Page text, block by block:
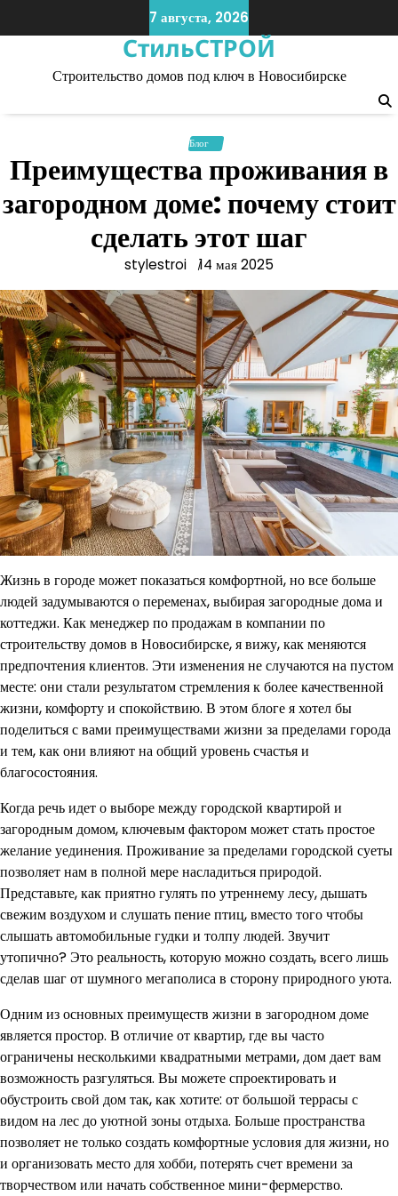
to
7 августа, 2026
СтильСТРОЙ
Строительство домов под ключ в Новосибирске
Блог
Преимущества проживания в
загородном доме: почему стоит
сделать этот шаг
stylestroi 14 мая 2025
Жизнь в городе может показаться комфортной, но все больше
людей задумываются о переменах, выбирая загородные дома и
коттеджи. Как менеджер по продажам в компании по
строительству домов в Новосибирске, я вижу, как меняются
предпочтения клиентов. Эти изменения не случаются на пустом
месте: они стали результатом стремления к более качественной
жизни, комфорту и спокойствию. В этом блоге я хотел бы
поделиться с вами преимуществами жизни за пределами города
и тем, как они влияют на общий уровень счастья и
благосостояния.
Когда речь идет о выборе между городской квартирой и
загородным домом, ключевым фактором может стать простое
желание уединения. Проживание за пределами городской суеты
позволяет нам в полной мере насладиться природой.
Представьте, как приятно гулять по утреннему лесу, дышать
свежим воздухом и слушать пение птиц, вместо того чтобы
слышать автомобильные гудки и толпу людей. Звучит
утопично? Это реальность, которую можно создать, всего лишь
сделав шаг от шумного мегаполиса в сторону природного уюта.
Одним из основных преимуществ жизни в загородном доме
является простор. В отличие от квартир, где вы часто
ограничены несколькими квадратными метрами, дом дает вам
возможность разгуляться. Вы можете спроектировать и
обустроить свой дом так, как хотите: от большой террасы с
видом на лес до уютной зоны отдыха. Больше пространства
позволяет не только создать комфортные условия для жизни, но
и организовать место для хобби, потерять счет времени за
творчеством или начать собственное мини-фермерство.